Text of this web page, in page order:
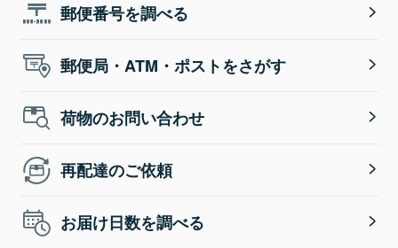
郵便番号を調べる
郵便局・ATM・ポストをさがす
荷物のお問い合わせ
再配達のご依頼
お届け日数を調べる